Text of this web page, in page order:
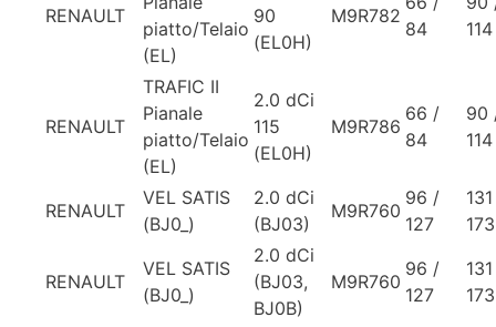
RENAULT
piatto/Telaio
(EL)
90
(EL0H)
M9R782
84
114
RENAULT
TRAFIC II
Pianale
piatto/Telaio
(EL)
2.0 dCi
115
(EL0H)
M9R786
66 /
84
90
114
RENAULT
VEL SATIS
(BJ0_)
2.0 dCi
(BJ03)
M9R760
96 /
127
173
RENAULT
VEL SATIS
(BJ0_)
2.0 dCi
(BJ03,
BJ0B)
M9R760
96 /
127
173